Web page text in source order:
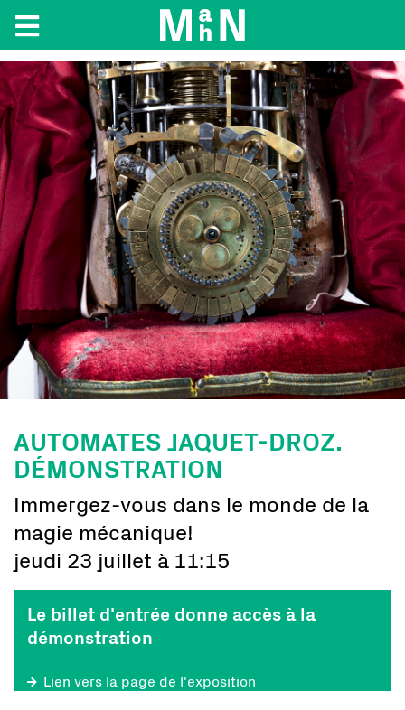
AUTOMATES JAQUET-DROZ.
DÉMONSTRATION
Immergez-vous dans le monde de la
magie mécanique!
jeudi 23 juillet à 11:15
Le billet d'entrée donne accès à la
démonstration
Lien vers la page de l'exposition